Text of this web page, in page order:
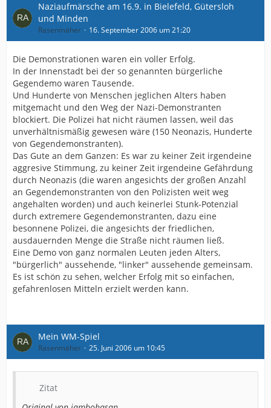
Naziaufmärsche am 16.9. in Bielefeld, Gütersloh
und Minden
Rasenmäher 16. September 2006 um 21:20
Die Demonstrationen waren ein voller Erfolg.
In der Innenstadt bei der so genannten bürgerliche
Gegendemo waren Tausende.
Und Hunderte von Menschen jeglichen Alters haben
mitgemacht und den Weg der Nazi-Demonstranten
blockiert. Die Polizei hat nicht räumen lassen, weil das
unverhältnismäßig gewesen wäre (150 Neonazis, Hunderte
von Gegendemonstranten).
Das Gute an dem Ganzen: Es war zu keiner Zeit irgendeine
aggresive Stimmung, zu keiner Zeit irgendeine Gefährdung
durch Neonazis (die waren angesichts der großen Anzahl
an Gegendemonstranten von den Polizisten weit weg
angehalten worden) und auch keinerlei Stunk-Potenzial
durch extremere Gegendemonstranten, dazu eine
besonnene Polizei, die angesichts der friedlichen,
ausdauernden Menge die Straße nicht räumen ließ.
Eine Demo von ganz normalen Leuten jeden Alters,
"bürgerlich" aussehende, "linker" aussehende gemeinsam.
Es ist schön zu sehen, welcher Erfolg mit so einfachen,
gefahrenlosen Mitteln erzielt werden kann.
Mein WM-Spiel
Rasenmäher 25. Juni 2006 um 10:45
Zitat